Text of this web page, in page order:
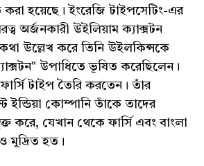
হয়েছে। ইংরেজি টাইপসেটিং-এর
অর্জনকারী উইলিয়াম ক্যাক্সটন
উল্লেখ করে তিনি উইলকিন্সকে
উপাধিতে ভূষিত করেছিলেন।
টাইপ তৈরি করতেন। তাঁর
ইন্ডিয়া কোম্পানি তাঁকে তাদের
করে, যেখান থেকে ফার্সি এবং বাংলা
মুদ্রিত হত।